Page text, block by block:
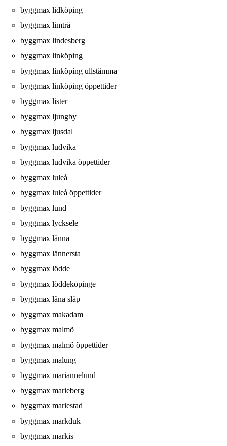
byggmax lidköping
byggmax limträ
byggmax lindesberg
byggmax linköping
byggmax linköping ullstämma
byggmax linköping öppettider
byggmax lister
byggmax ljungby
byggmax ljusdal
byggmax ludvika
byggmax ludvika öppettider
byggmax luleå
byggmax luleå öppettider
byggmax lund
byggmax lycksele
byggmax länna
byggmax lännersta
byggmax lödde
byggmax löddeköpinge
byggmax låna släp
byggmax makadam
byggmax malmö
byggmax malmö öppettider
byggmax malung
byggmax mariannelund
byggmax marieberg
byggmax mariestad
byggmax markduk
byggmax markis